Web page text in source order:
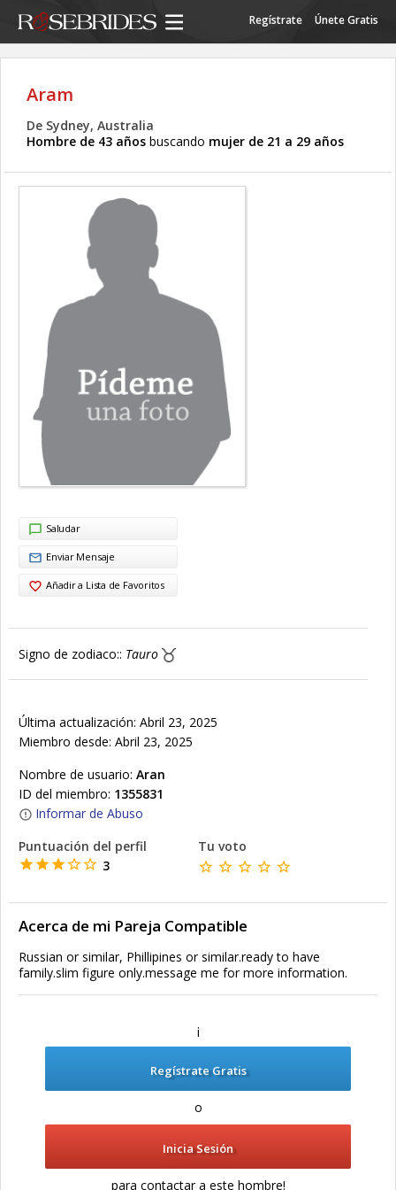
Regístrate Únete Gratis
Aram
De Sydney, Australia
Hombre de 43 años buscando mujer de 21 a 29 años
Saludar
Enviar Mensaje
Añadir a Lista de Favoritos
Signo de zodiaco:: Tauro
Última actualización: Abril 23, 2025
Miembro desde: Abril 23, 2025
Nombre de usuario: Aran
ID del miembro: 1355831
Informar de Abuso
Puntuación del perfil
3
Tu voto
Acerca de mi Pareja Compatible
Russian or similar, Phillipines or similar.ready to have
family.slim figure only.message me for more information.
¡
Regístrate Gratis
o
Inicia Sesión
para contactar a este hombre!